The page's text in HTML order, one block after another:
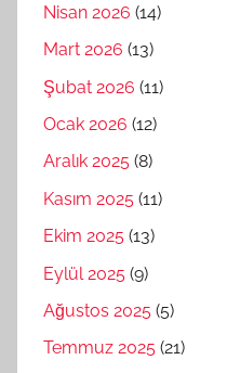
Nisan 2026 (14)
Mart 2026 (13)
Şubat 2026 (11)
Ocak 2026 (12)
Aralık 2025 (8)
Kasım 2025 (11)
Ekim 2025 (13)
Eylül 2025 (9)
Ağustos 2025 (5)
Temmuz 2025 (21)